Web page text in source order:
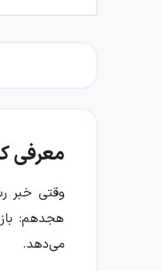
معرفی
وقتی خبر
هجدهم:
می‌دهد.